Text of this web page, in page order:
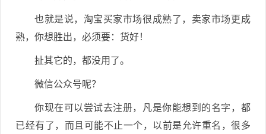
也就是说，淘宝买家市场很成熟了，卖家市场更成
熟，你想胜出，必须要：货好！
扯其它的，都没用了。
微信公众号呢？
你现在可以尝试去注册，凡是你能想到的名字，都
已经有了，而且可能不止一个，以前是允许重名，很多